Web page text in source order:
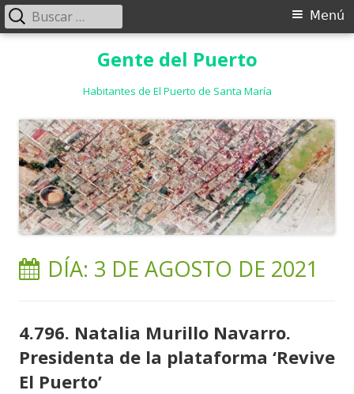
Gente del Puerto
Habitantes de El Puerto de Santa María
Menú
Menú
Buscar:
DÍA: 3 DE AGOSTO DE 2021
4.796. Natalia Murillo Navarro.
Presidenta de la plataforma ‘Revive
El Puerto’